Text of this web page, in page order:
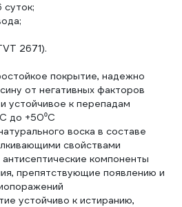
2671).
покрытие, надежно
от негативных факторов
устойчивое к перепадам
до +50⁰С
воска в составе
свойствами
компоненты
препятствующие появлению и
устойчиво к истиранию,